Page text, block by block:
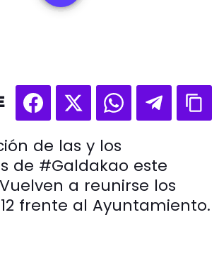
de las y los
de #Galdakao este
a reunirse los
frente al Ayuntamiento.